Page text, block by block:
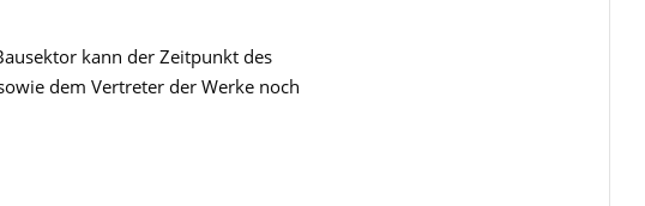
kann der Zeitpunkt des
dem Vertreter der Werke noch